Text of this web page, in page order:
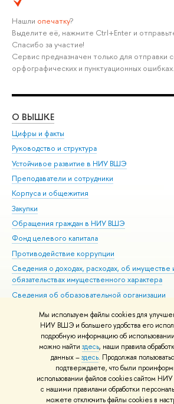
Мы используем файлы cookies для
НИУ ВШЭ и большего удобства его
подробную информацию об
можно найти здесь, наши правила
данных –здесь. Продолжая
подтверждаете, что были
использовании файлов cookies сайтом
с нашими правилами обработки
можете отключить файлы cookies в
Нашли опечатку?
Выделите её, нажмите Ctrl+Enter и
Спасибо за участие!
Сервис предназначен только для отправки
орфографических и пунктуационных ошибках.
О ВЫШКЕ
Цифры и факты
Руководство и структура
Устойчивое развитие в НИУ ВШЭ
Преподаватели и сотрудники
Корпуса и общежития
Закупки
Обращения граждан в НИУ ВШЭ
Фонд целевого капитала
Противодействие коррупции
Сведения о доходах, расходах, об имуществе
обязательствах имущественного характера
Сведения об образовательной организации
Людям с ограниченными возможностями
Единая платежная страница
Работа в Вышке
© НИУ ВШЭ 1993–2026 Адреса и контакты
материалов Политика конфиденциальности
Шрифты HSE Sans и HSE Slab разработаны в